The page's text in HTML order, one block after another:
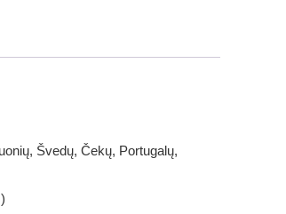
Švedų, Čekų, Portugalų,
)